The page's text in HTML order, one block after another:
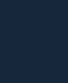
janela)